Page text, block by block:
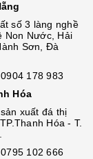
số 3 làng nghề
Non Nước, Hải
Sơn, Đà
178 983
Hóa
xuất đá thị
Hóa - T.
102 666